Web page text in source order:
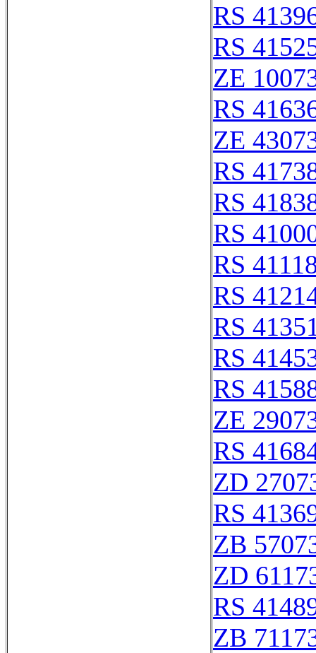
RS
RS
ZE
RS
ZE
RS
RS
RS
RS
RS
RS
RS
RS
ZE
RS
ZD
RS
ZB
ZD
RS
ZB